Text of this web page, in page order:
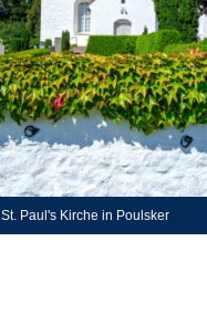
St. Paul's Kirche in Poulsker